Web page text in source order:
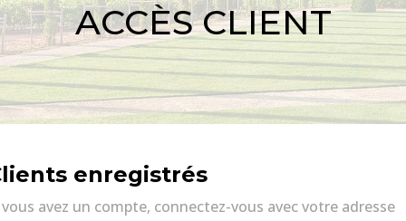
ACCÈS CLIENT
enregistrés
vous avez un compte, connectez-vous avec votre adresse